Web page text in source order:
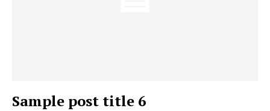
Sample post title 6